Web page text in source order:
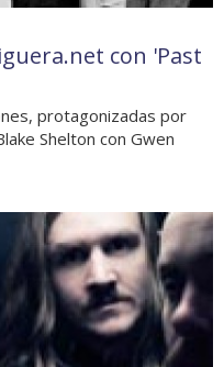
con 'Past
protagonizadas por
Shelton con Gwen